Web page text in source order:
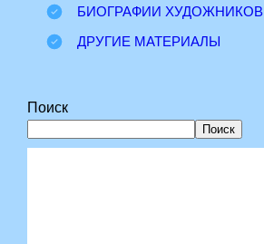
БИОГРАФИИ ХУДОЖНИКОВ
ДРУГИЕ МАТЕРИАЛЫ
Поиск
Поиск